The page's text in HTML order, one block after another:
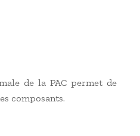
de la PAC permet de
composants.